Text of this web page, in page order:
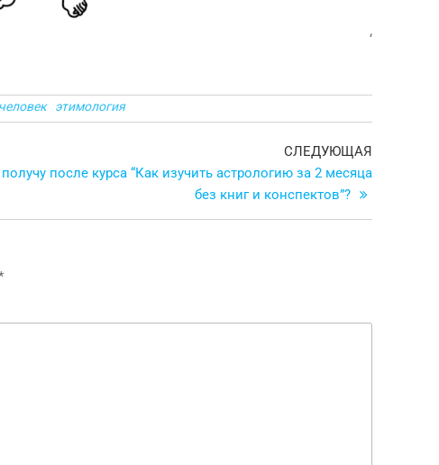
‘
человек этимология
Следующая
запись
СЛЕДУЮЩАЯ
после курса “Как изучить астрологию за 2 месяца
без книг и конспектов”?